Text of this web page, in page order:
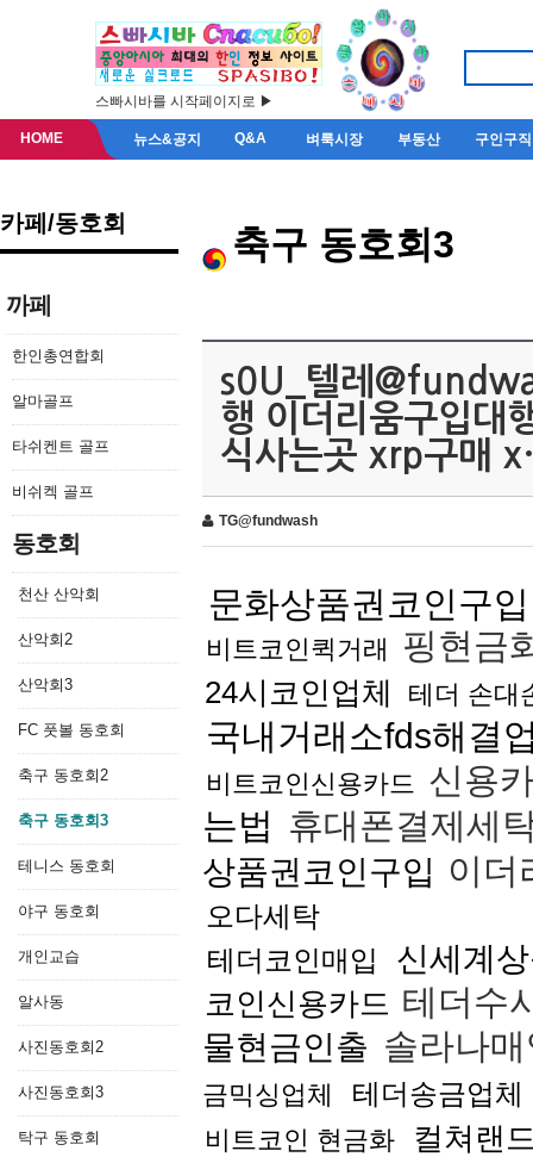
스빠시바를 시작페이지로 ▶
HOME 뉴스&공지 Q&A 벼룩시장 부동산 구인구직
카페/동호회
까페
한인총연합회
알마골프
타쉬켄트 골프
비쉬켁 골프
동호회
천산 산악회
산악회2
산악회3
FC 풋볼 동호회
축구 동호회2
축구 동호회3
테니스 동호회
야구 동호회
개인교습
알사동
사진동호회2
사진동호회3
탁구 동호회
축구 동호회3
s0U_텔레
행 이더리움구입대
식사는곳 xrp구매
TG@fundwash
문화상품권코인구입
비트코인퀵거래 핑현금
24시코인업체 테더 손대
국내거래소fds해결
비트코인신용카드 신용
는법 휴대폰결제세
상품권코인구입 이더
오다세탁
테더코인매입
신세계
코인신용카드 테더수
물현금인출 솔라나
금믹싱업체 테더송금업체
비트코인 현금화
컬쳐랜